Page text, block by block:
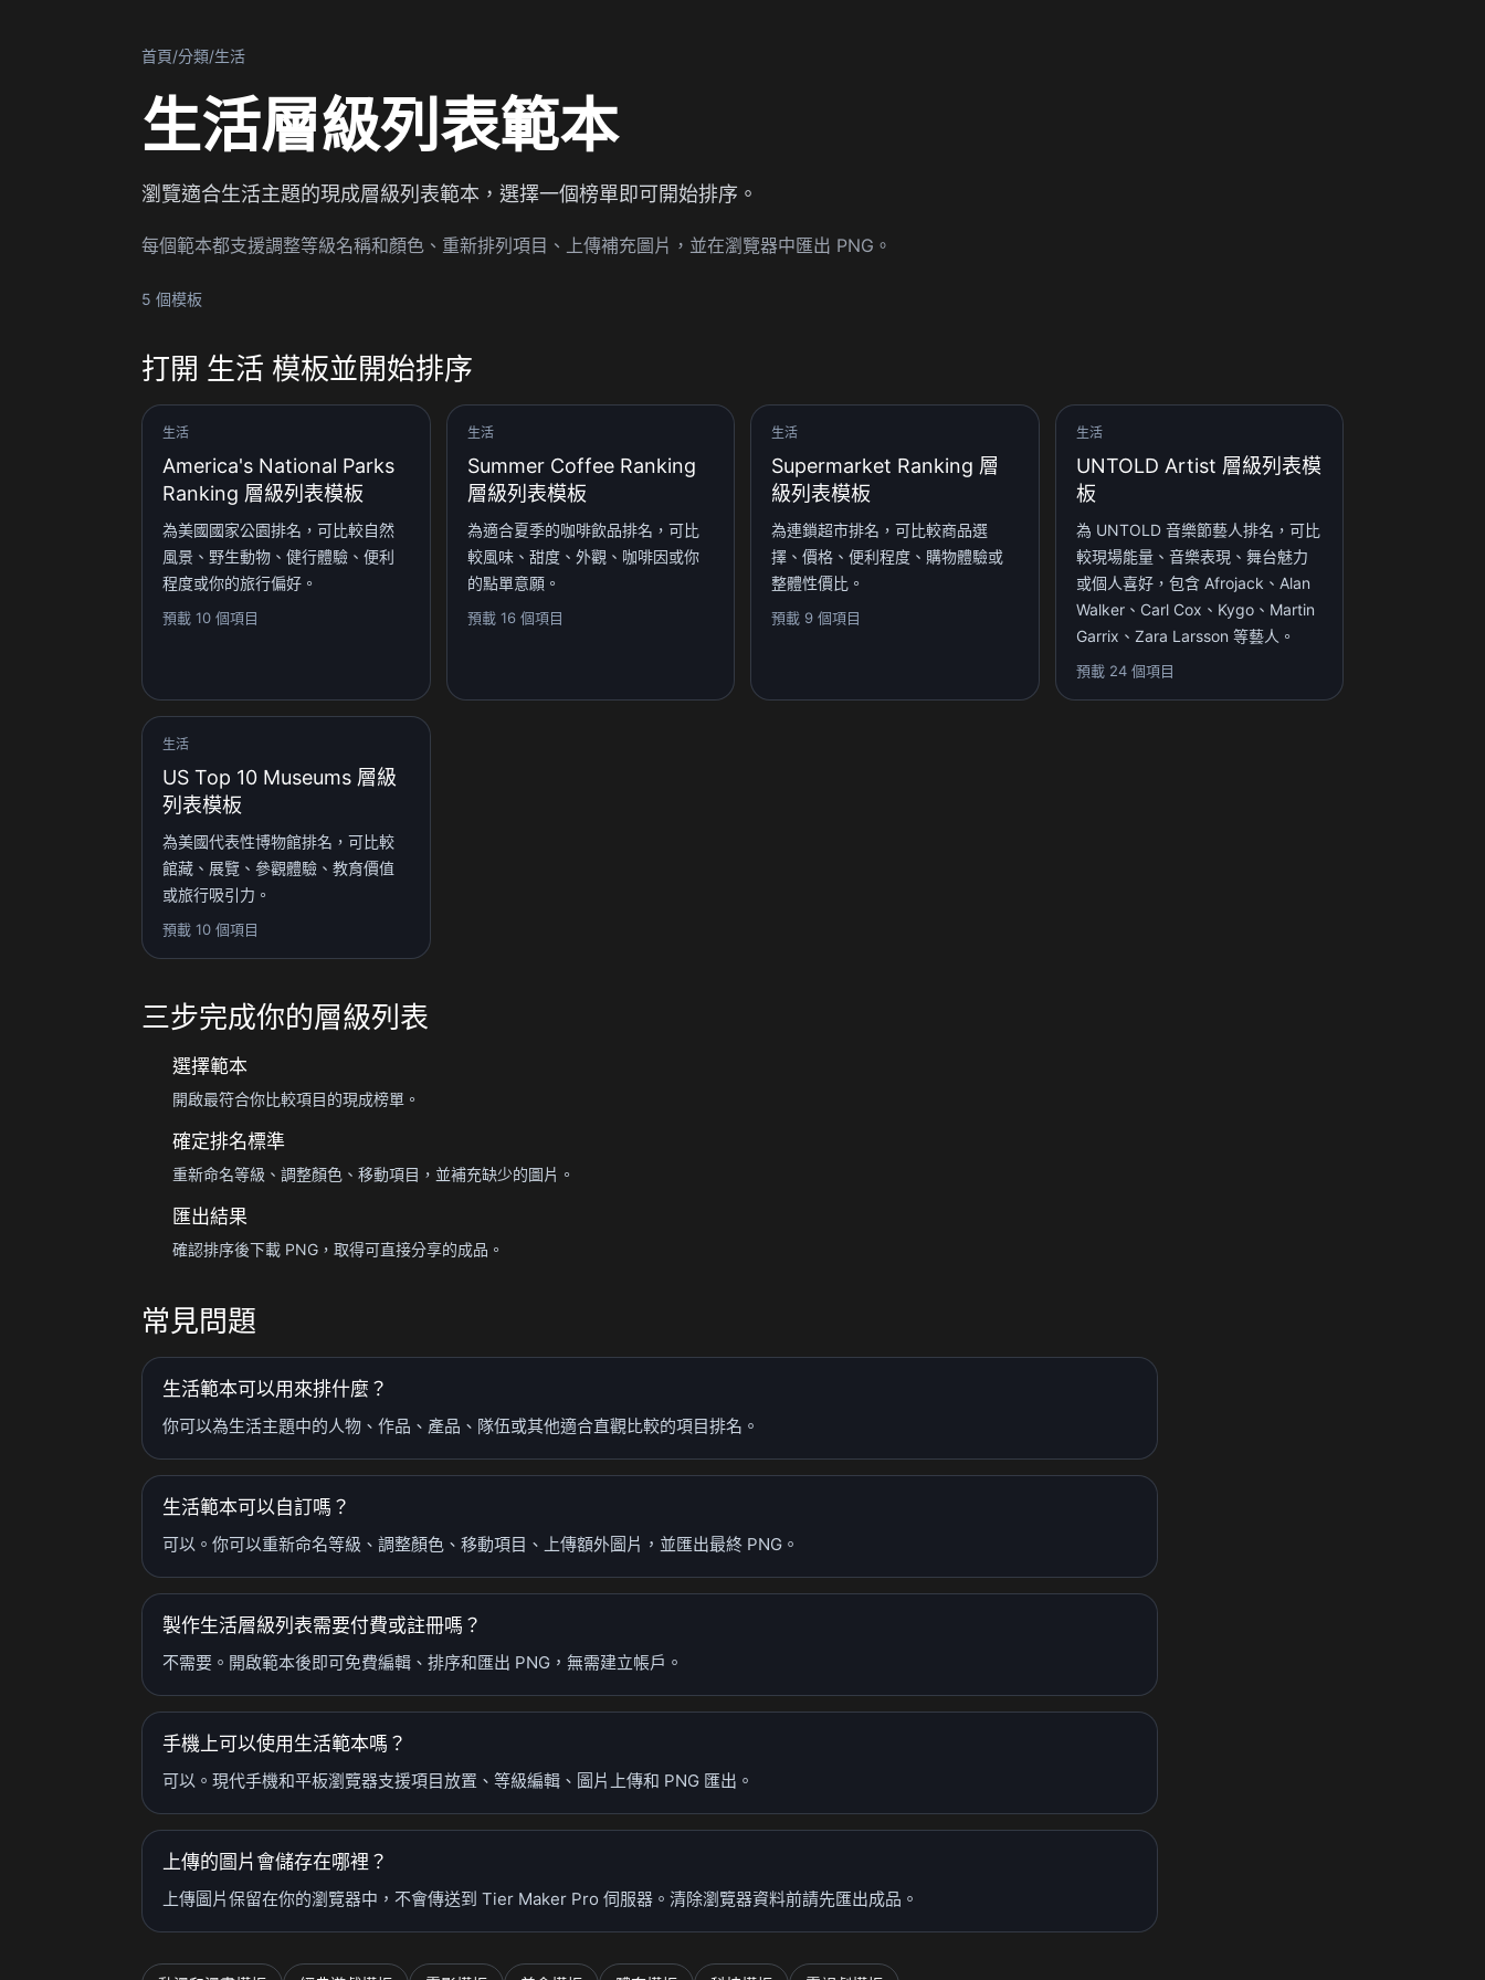
首頁/分類/生活
生活層級列表範本
瀏覽適合生活主題的現成層級列表範本，選擇一個榜單即可開始排序。
每個範本都支援調整等級名稱和顏色、重新排列項目、上傳補充圖片，並在瀏覽器中匯出 PNG。
5 個模板
打開 生活 模板並開始排序
生活
America's National Parks
Ranking 層級列表模板
為美國國家公園排名，可比較自然
風景、野生動物、健行體驗、便利
程度或你的旅行偏好。
預載 10 個項目
生活
Summer Coffee Ranking
層級列表模板
為適合夏季的咖啡飲品排名，可比
較風味、甜度、外觀、咖啡因或你
的點單意願。
預載 16 個項目
生活
Supermarket Ranking 層
級列表模板
為連鎖超市排名，可比較商品選
擇、價格、便利程度、購物體驗或
整體性價比。
預載 9 個項目
生活
UNTOLD Artist 層級列表模
板
為 UNTOLD 音樂節藝人排名，可比
較現場能量、音樂表現、舞台魅力
或個人喜好，包含 Afrojack、Alan
Walker、Carl Cox、Kygo、Martin
Garrix、Zara Larsson 等藝人。
預載 24 個項目
生活
US Top 10 Museums 層級
列表模板
為美國代表性博物館排名，可比較
館藏、展覽、參觀體驗、教育價值
或旅行吸引力。
預載 10 個項目
三步完成你的層級列表
選擇範本
開啟最符合你比較項目的現成榜單。
確定排名標準
重新命名等級、調整顏色、移動項目，並補充缺少的圖片。
匯出結果
確認排序後下載 PNG，取得可直接分享的成品。
常見問題
生活範本可以用來排什麼？
你可以為生活主題中的人物、作品、產品、隊伍或其他適合直觀比較的項目排名。
生活範本可以自訂嗎？
可以。你可以重新命名等級、調整顏色、移動項目、上傳額外圖片，並匯出最終 PNG。
製作生活層級列表需要付費或註冊嗎？
不需要。開啟範本後即可免費編輯、排序和匯出 PNG，無需建立帳戶。
手機上可以使用生活範本嗎？
可以。現代手機和平板瀏覽器支援項目放置、等級編輯、圖片上傳和 PNG 匯出。
上傳的圖片會儲存在哪裡？
上傳圖片保留在你的瀏覽器中，不會傳送到 Tier Maker Pro 伺服器。清除瀏覽器資料前請先匯出成品。